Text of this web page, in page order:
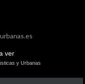
y Urbanas